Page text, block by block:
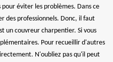
éviter les problèmes. Dans ce
des professionnels. Donc, il faut
un couvreur charpentier. Si vous
Pour recueillir d'autres
N'oubliez pas qu'il peut